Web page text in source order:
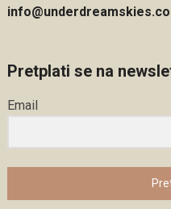
Pretplati se na
Email